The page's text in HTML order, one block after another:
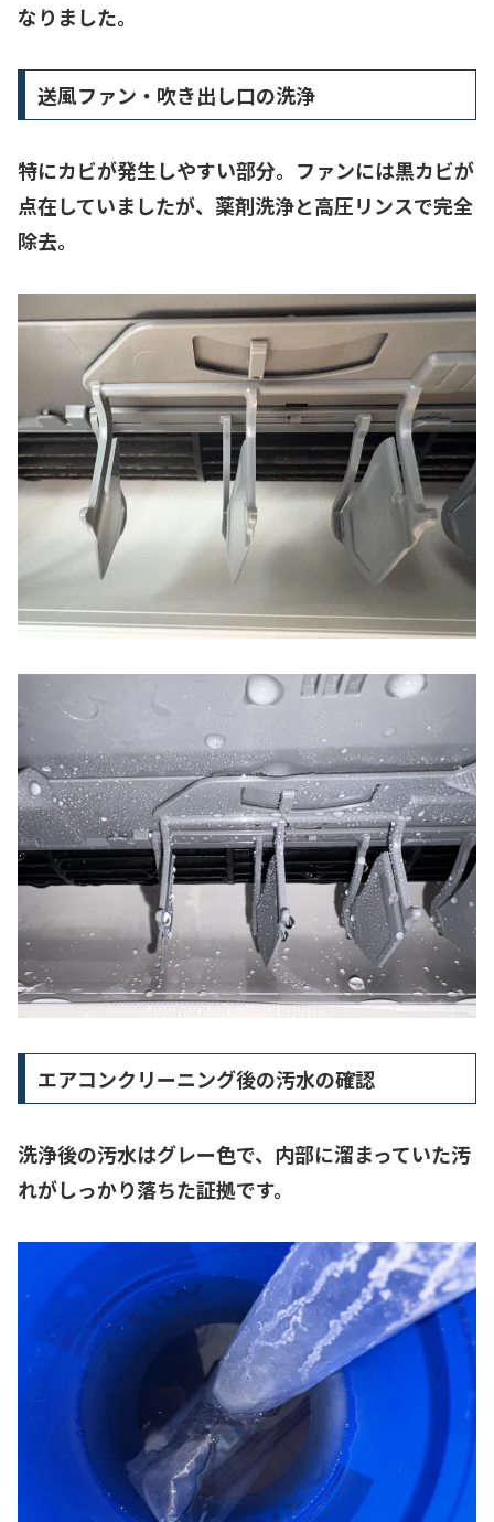
なりました。
送風ファン・吹き出し口の洗浄
特にカビが発生しやすい部分。ファンには黒カビが
点在していましたが、薬剤洗浄と高圧リンスで完全
除去。
エアコンクリーニング後の汚水の確認
洗浄後の汚水はグレー色で、内部に溜まっていた汚
れがしっかり落ちた証拠です。